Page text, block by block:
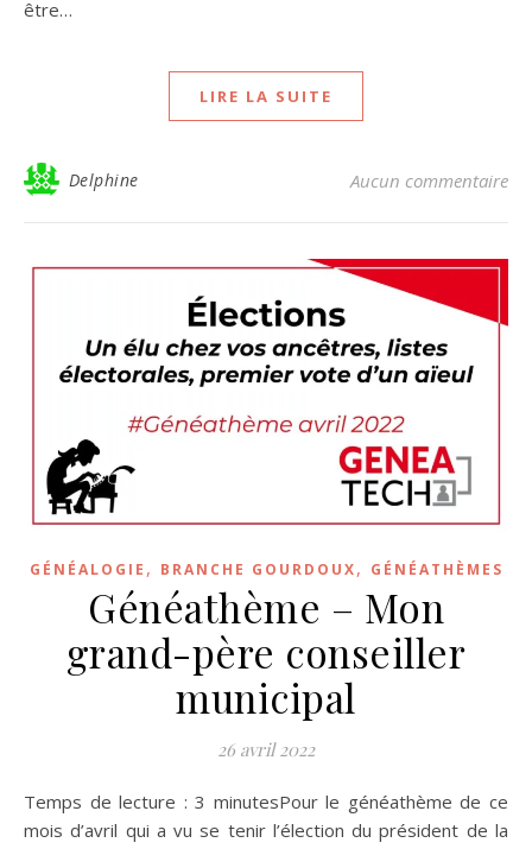
être…
LIRE LA SUITE
Delphine Aucun commentaire
GÉNÉALOGIE , BRANCHE GOURDOUX, GÉNÉATHÈMES
Généathème – Mon
grand-père conseiller
municipal
26 avril 2022
Temps de lecture : 3 minutesPour le généathème de ce
mois d’avril qui a vu se tenir l’élection du président de la